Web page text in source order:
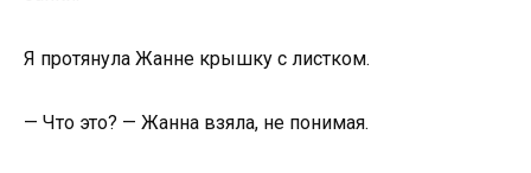
Я протянула Жанне крышку с листком.
— Что это? — Жанна взяла, не понимая.